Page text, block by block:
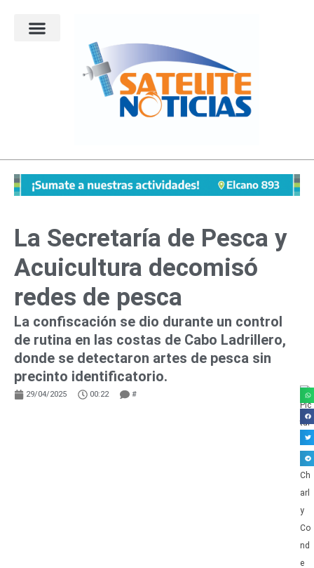
La Secretaría de Pesca y
Acuicultura decomisó
redes de pesca
La confiscación se dio durante un control
de rutina en las costas de Cabo Ladrillero,
donde se detectaron artes de pesca sin
precinto identificatorio.
29/04/2025 00:22 #